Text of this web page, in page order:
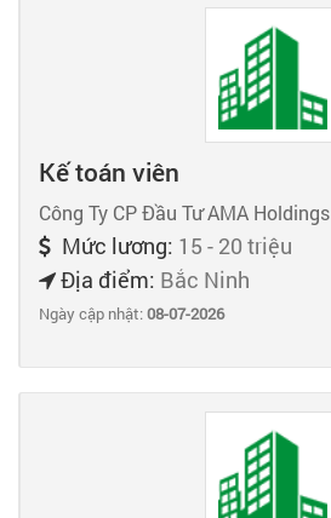
Kế toán viên
Công Ty CP Đầu Tư AMA Holdings
Mức lương: 15 - 20 triệu
Địa điểm: Bắc Ninh
Ngày cập nhật:08-07-2026